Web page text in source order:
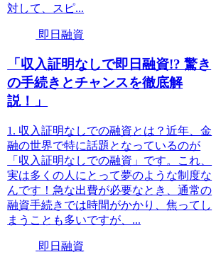
対して、スピ...
即日融資
「収入証明なしで即日融資!? 驚き
の手続きとチャンスを徹底解
説！」
1. 収入証明なしでの融資とは？近年、金
融の世界で特に話題となっているのが
「収入証明なしでの融資」です。これ、
実は多くの人にとって夢のような制度な
んです！急な出費が必要なとき、通常の
融資手続きでは時間がかかり、焦ってし
まうことも多いですが、...
即日融資